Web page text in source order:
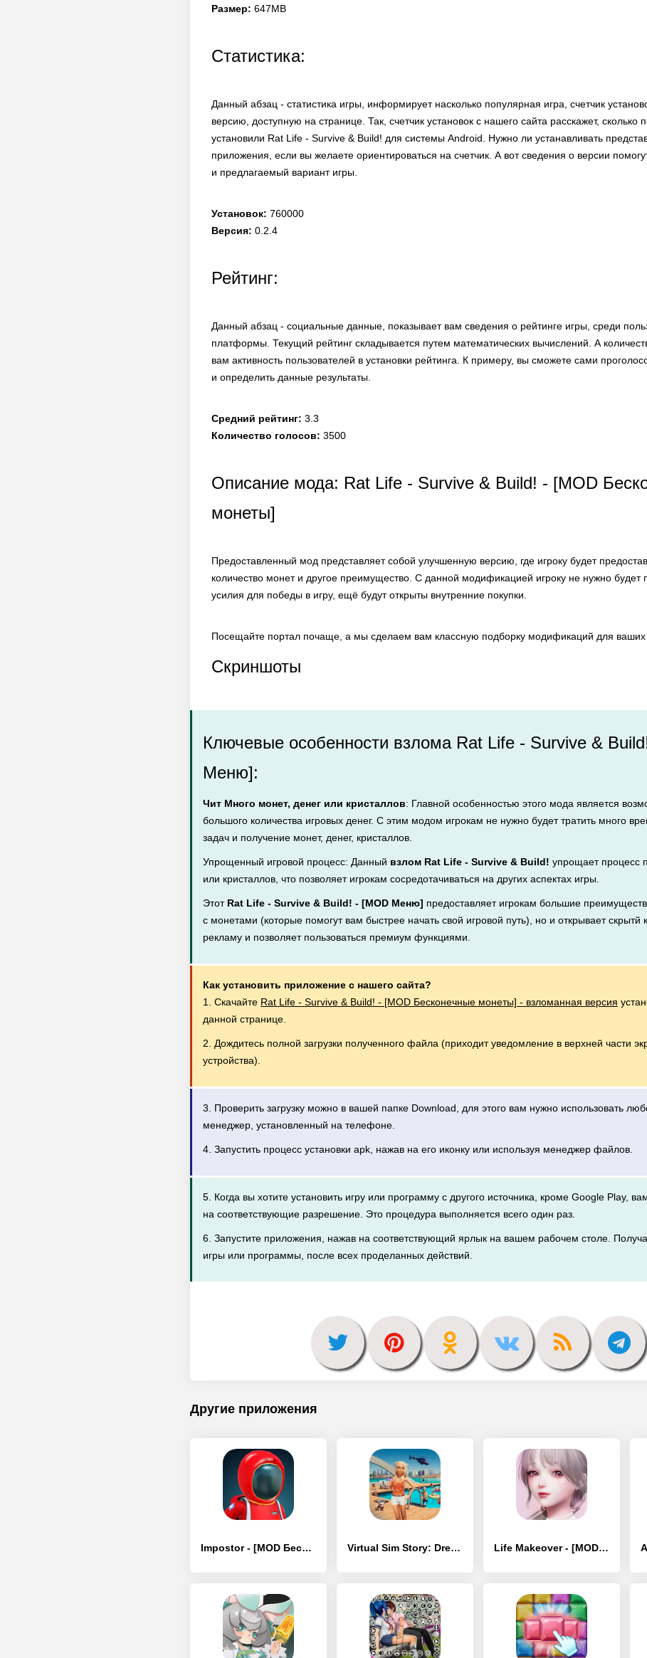
Размер: 647MB
Статистика:
Данный абзац - статистика игры, информирует насколько популярная игра, счетчик
версию, доступную на странице. Так, счетчик установок с нашего сайта расскажет, сколько
установили Rat Life - Survive & Build! для системы Android. Нужно ли устанавливать
приложения, если вы желаете ориентироваться на счетчик. А вот сведения о версии
и предлагаемый вариант игры.
Установок: 760000
Версия: 0.2.4
Рейтинг:
Данный абзац - социальные данные, показывает вам сведения о рейтинге игры, среди
платформы. Текущий рейтинг складывается путем математических вычислений. А
вам активность пользователей в установки рейтинга. К примеру, вы сможете сами
и определить данные результаты.
Средний рейтинг: 3.3
Количество голосов: 3500
Описание мода: Rat Life - Survive & Build! - [MOD
монеты]
Предоставленный мод представляет собой улучшенную версию, где игроку будет
количество монет и другое преимущество. С данной модификацией игроку не нужно будет
усилия для победы в игру, ещё будут открыты внутренние покупки.
Посещайте портал почаще, а мы сделаем вам классную подборку модификаций для ваших
Скриншоты
Ключевые особенности взлома Rat Life - Survive &
Меню]:
Чит Много монет, денег или кристаллов: Главной особенностью этого мода является
большого количества игровых денег. С этим модом игрокам не нужно будет тратить много
задач и получение монет, денег, кристаллов.
Упрощенный игровой процесс: Данный взлом Rat Life - Survive & Build! упрощает процесс
или кристаллов, что позволяет игрокам сосредотачиваться на других аспектах игры.
Этот Rat Life - Survive & Build! - [MOD Меню] предоставляет игрокам большие
с монетами (которые помогут вам быстрее начать свой игровой путь), но и открывает скрытй
рекламу и позволяет пользоваться премиум функциями.
Как установить приложение с нашего сайта?
1. Скачайте Rat Life - Survive & Build! - [MOD Бесконечные монеты] - взломанная версия
данной странице.
2. Дождитесь полной загрузки полученного файла (приходит уведомление в верхней части
устройства).
3. Проверить загрузку можно в вашей папке Download, для этого вам нужно использовать
менеджер, установленный на телефоне.
4. Запустить процесс установки apk, нажав на его иконку или используя менеджер файлов.
5. Когда вы хотите установить игру или программу с другого источника, кроме Google Play,
на соответствующие разрешение. Это процедура выполняется всего один раз.
6. Запустите приложения, нажав на соответствующий ярлык на вашем рабочем столе.
игры или программы, после всех проделанных действий.
Другие приложения
Impostor - [MOD Бесконечные монеты] Virtual Sim Story: Dream Life - [MOD Много монет] Life Makeover - [MOD Бесконечные деньги]